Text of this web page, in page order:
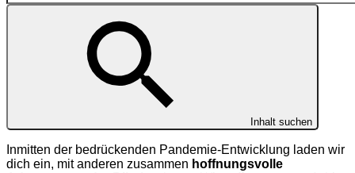
Inhalt suchen
Inmitten der bedrückenden Pandemie-Entwicklung laden wir
dich ein, mit anderen zusammen hoffnungsvolle